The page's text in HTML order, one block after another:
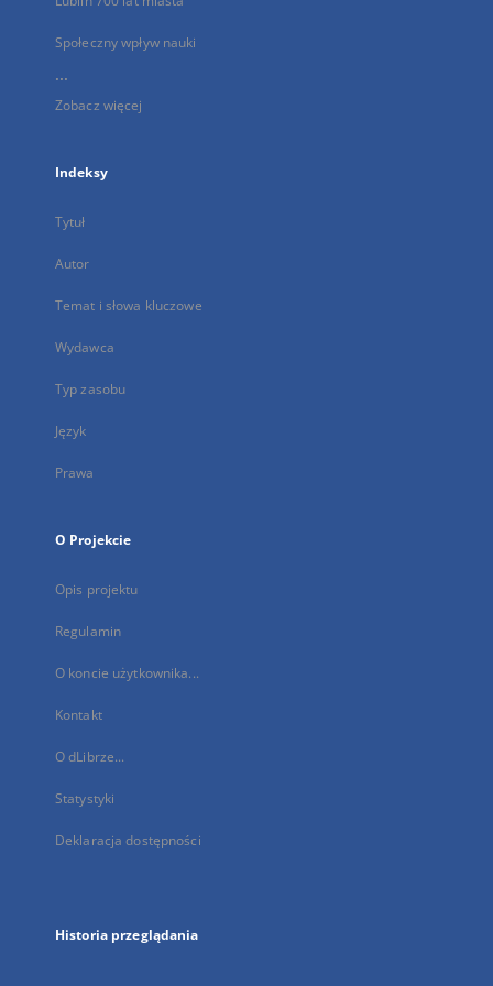
Społeczny wpływ nauki
...
Zobacz więcej
Indeksy
Tytuł
Autor
Temat i słowa kluczowe
Wydawca
Typ zasobu
Język
Prawa
O Projekcie
Opis projektu
Regulamin
O koncie użytkownika...
Kontakt
O dLibrze...
Statystyki
Deklaracja dostępności
Historia przeglądania